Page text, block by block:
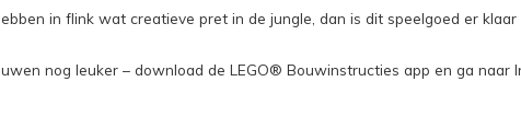
in flink wat creatieve pret in de jungle, dan is dit speelgoed er klaar
nog leuker – download de LEGO® Bouwinstructies app en ga naar